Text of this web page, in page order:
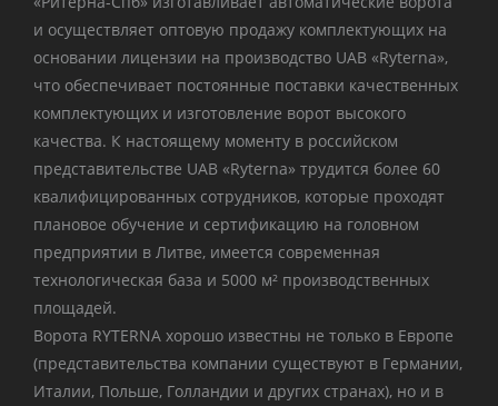
и осуществляет оптовую продажу комплектующих на
основании лицензии на производство UAB «Ryterna»,
что обеспечивает постоянные поставки качественных
комплектующих и изготовление ворот высокого
качества. К настоящему моменту в российском
представительстве UAB «Ryterna» трудится более 60
квалифицированных сотрудников, которые проходят
плановое обучение и сертификацию на головном
предприятии в Литве, имеется современная
технологическая база и 5000 м² производственных
площадей.
Ворота RYTERNA хорошо известны не только в Европе
(представительства компании существуют в Германии,
Италии, Польше, Голландии и других странах), но и в